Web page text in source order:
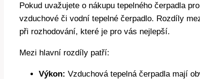
Pokud uvažujete o nákupu tepelného čerpadla
vzduchové či vodní tepelné čerpadlo. Rozdíly
při rozhodování, které je pro vás nejlepší.
Mezi hlavní rozdíly patří:
Výkon: Vzduchová tepelná čerpadla mají